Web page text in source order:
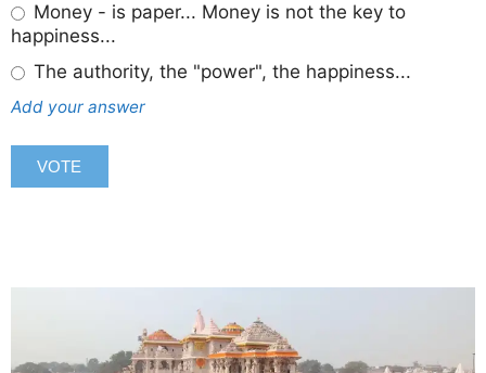
Money - is paper... Money is not the key to
happiness...
The authority, the "power", the happiness...
Add your answer